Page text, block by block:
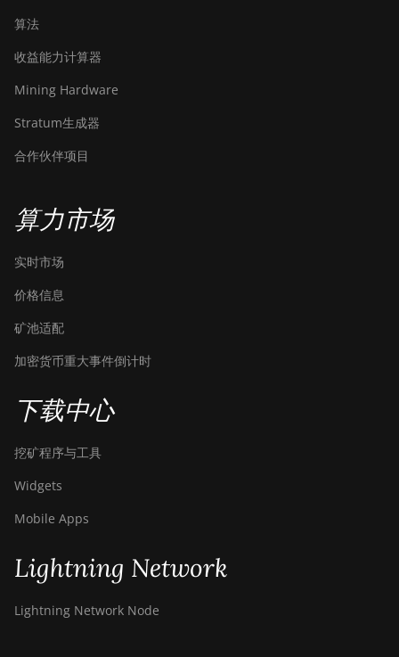
算法
收益能力计算器
Mining Hardware
Stratum生成器
合作伙伴项目
算力市场
实时市场
价格信息
矿池适配
加密货币重大事件倒计时
下载中心
挖矿程序与工具
Widgets
Mobile Apps
Lightning Network
Lightning Network Node